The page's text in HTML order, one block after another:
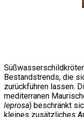
Bestandstrends, die
zurückführen lassen.
mediterranen
leprosa) beschränkt
kleines zusätzliches